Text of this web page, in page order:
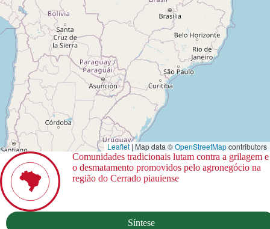
Leaflet | Map data ©OpenStreetMapcontributors
Comunidades tradicionais lutam contra a grilagem e
o desmatamento promovidos pelo agronegócio na
região do Cerrado piauiense
Síntese